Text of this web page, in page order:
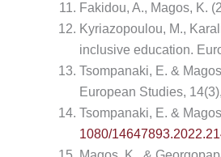
Fakidou, A., Magos, K.
Kyriazopoulou, M.,
inclusive education.
Tsompanaki, E. &
European Studies,
Tsompanaki, E. &
1080/